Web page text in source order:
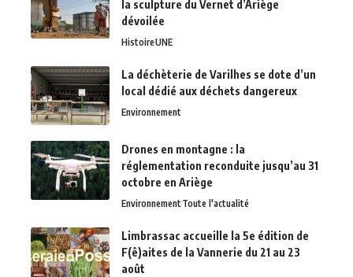
la sculpture du Vernet d’Ariège
dévoilée
HistoireUNE
La déchèterie de Varilhes se dote d’un
local dédié aux déchets dangereux
Environnement
Drones en montagne : la
réglementation reconduite jusqu’au 31
octobre en Ariège
EnvironnementToute l'actualité
Limbrassac accueille la 5e édition de
F(ê)aites de la Vannerie du 21 au 23
août